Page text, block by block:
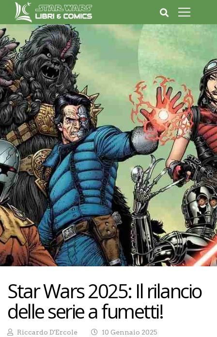
Star Wars 2025: Il rilancio
delle serie a fumetti!
Riccardo D'Ercole
10 Gennaio 2025